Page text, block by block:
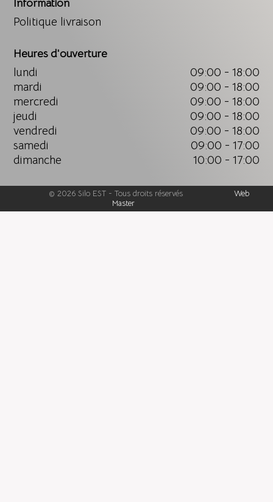
Information
Politique livraison
Heures d'ouverture
lundi
09:00 - 18:00
mardi
09:00 - 18:00
mercredi
09:00 - 18:00
jeudi
09:00 - 18:00
vendredi
09:00 - 18:00
samedi
09:00 - 17:00
dimanche
10:00 - 17:00
© 2026 Silo EST- Tous droits réservés
Web
Master